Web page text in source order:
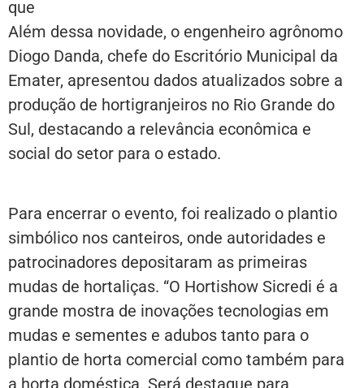
que
Além dessa novidade, o engenheiro agrônomo
Diogo Danda, chefe do Escritório Municipal da
Emater, apresentou dados atualizados sobre a
produção de hortigranjeiros no Rio Grande do
Sul, destacando a relevância econômica e
social do setor para o estado.
Para encerrar o evento, foi realizado o plantio
simbólico nos canteiros, onde autoridades e
patrocinadores depositaram as primeiras
mudas de hortaliças. “O Hortishow Sicredi é a
grande mostra de inovações tecnologias em
mudas e sementes e adubos tanto para o
plantio de horta comercial como também para
a horta doméstica. Será destaque para